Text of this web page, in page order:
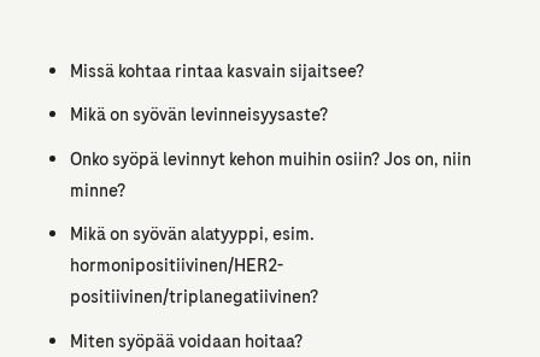
Missä kohtaa rintaa kasvain sijaitsee?
Mikä on syövän levinneisyysaste?
Onko syöpä levinnyt kehon muihin osiin? Jos on, niin
minne?
Mikä on syövän alatyyppi, esim.
hormonipositiivinen/HER2-
positiivinen/triplanegatiivinen?
Miten syöpää voidaan hoitaa?